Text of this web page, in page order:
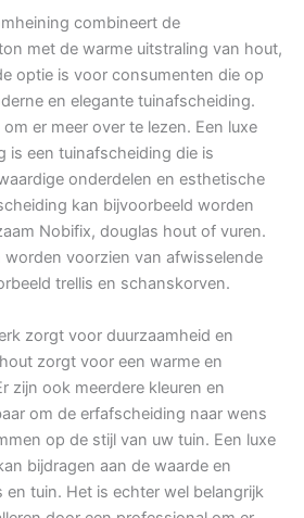
combineert de
met de warme uitstraling van hout,
optie is voor consumenten die op
en elegante tuinafscheiding.
om er meer over te lezen. Een luxe
is een tuinafscheiding die is
onderdelen en esthetische
kan bijvoorbeeld worden
Nobifix, douglas hout of vuren.
voorzien van afwisselende
trellis en schanskorven.
zorgt voor duurzaamheid en
zorgt voor een warme en
zijn ook meerdere kleuren en
om de erfafscheiding naar wens
op de stijl van uw tuin. Een luxe
bijdragen aan de waarde en
en tuin. Het is echter wel belangrijk